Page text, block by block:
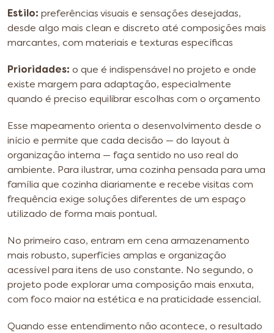
Estilo: preferências visuais e sensações desejadas,
desde algo mais clean e discreto até composições mais
marcantes, com materiais e texturas específicas
Prioridades: o que é indispensável no projeto e onde
existe margem para adaptação, especialmente
quando é preciso equilibrar escolhas com o orçamento
Esse mapeamento orienta o desenvolvimento desde o
início e permite que cada decisão — do layout à
organização interna — faça sentido no uso real do
ambiente. Para ilustrar, uma cozinha pensada para uma
família que cozinha diariamente e recebe visitas com
frequência exige soluções diferentes de um espaço
utilizado de forma mais pontual.
No primeiro caso, entram em cena armazenamento
mais robusto, superfícies amplas e organização
acessível para itens de uso constante. No segundo, o
projeto pode explorar uma composição mais enxuta,
com foco maior na estética e na praticidade essencial.
Quando esse entendimento não acontece, o resultado